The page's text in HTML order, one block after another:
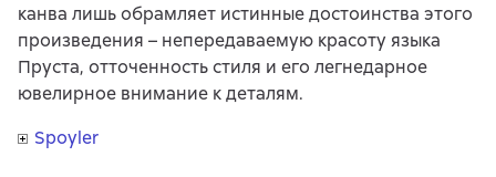
канва лишь обрамляет истинные достоинства этого
произведения – непередаваемую красоту языка
Пруста, отточенность стиля и его легнедарное
ювелирное внимание к деталям.
Spoyler